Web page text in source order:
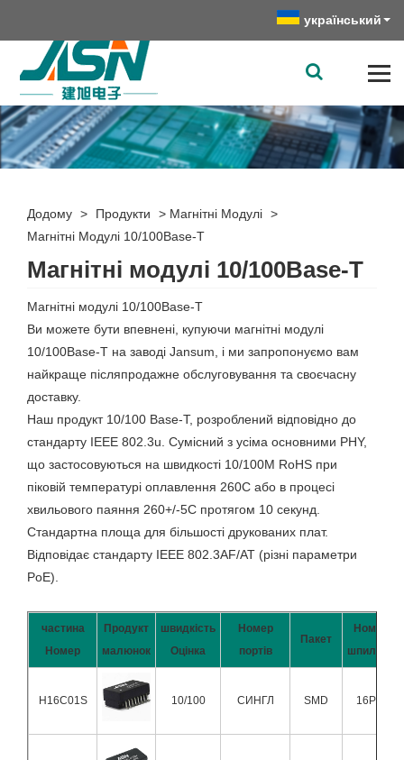
український
Додому > Продукти > Магнітні Модулі >
Магнітні Модулі 10/100Base-T
Магнітні модулі 10/100Base-T
Магнітні модулі 10/100Base-T
Ви можете бути впевнені, купуючи магнітні модулі
10/100Base-T на заводі Jansum, і ми запропонуємо вам
найкраще післяпродажне обслуговування та своєчасну
доставку.
Наш продукт 10/100 Base-T, розроблений відповідно до
стандарту IEEE 802.3u. Сумісний з усіма основними PHY,
що застосовуються на швидкості 10/100M RoHS при
піковій температурі оплавлення 260C або в процесі
хвильового паяння 260+/-5C протягом 10 секунд.
Стандартна площа для більшості друкованих плат.
Відповідає стандарту IEEE 802.3AF/AT (різні параметри
PoE).
частина
Номер
Продукт
малюнок
швидкість
Оцінка
Номер
портів
Пакет
Номер
шпильок
H16C01S 10/100 СИНГЛ SMD 16Pin